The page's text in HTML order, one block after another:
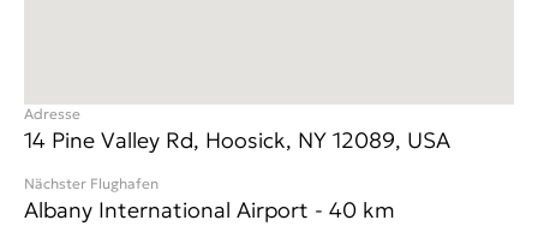
Adresse
14 Pine Valley Rd, Hoosick, NY 12089, USA
Nächster Flughafen
Albany International Airport - 40 km